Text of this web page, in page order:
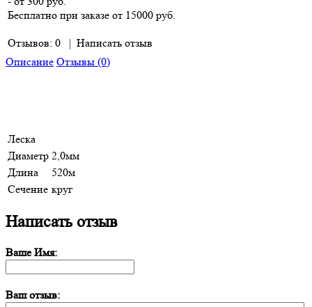
Бесплатно при заказе от 15000 руб.
Отзывов: 0 | Написать отзыв
Описание Отзывы (0)
Леска
Диаметр 2,0мм
Длина
520м
Сечение круг
Написать отзыв
Ваше Имя:
Ваш отзыв: